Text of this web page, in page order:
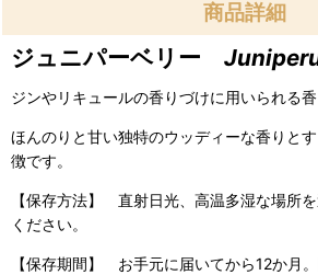
商品詳細
ジュニパーベリー
ジンやリキュールの香りづけに用いられる香
ほんのりと甘い独特のウッディーな香りと
徴です。
【保存方法】 直射日光、高温多湿な場所
ください。
【保存期間】 お手元に届いてから12か月